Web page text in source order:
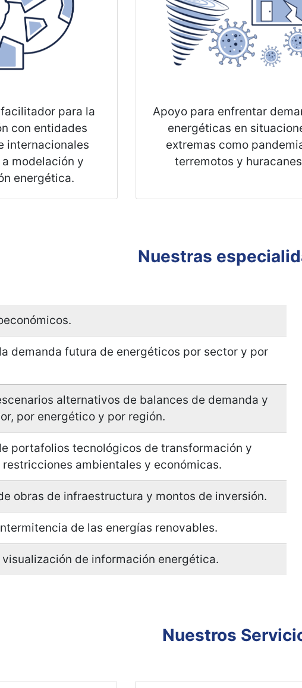
para la
con entidades
internacionales
modelación y
energética.
Apoyo para enfrentar
energéticas en
extremas como
demanda futura de energéticos por sector y por
alternativos de balances de demanda y
por energético y por región.
portafolios tecnológicos de transformación y
ambientales y económicas.
obras de infraestructura y montos de inversión.
de las energías renovables.